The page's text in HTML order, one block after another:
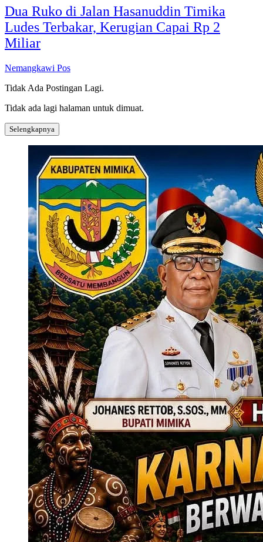
Dua Ruko di Jalan Hasanuddin Timika
Ludes Terbakar, Kerugian Capai Rp 2
Miliar
Nemangkawi Pos
Tidak Ada Postingan Lagi.
Tidak ada lagi halaman untuk dimuat.
Selengkapnya